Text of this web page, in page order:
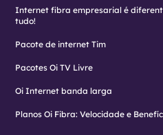
Internet fibra empresarial é
tudo!
Pacote de internet Tim
Pacotes Oi TV Livre
Oi Internet banda larga
Planos Oi Fibra: Velocidade e